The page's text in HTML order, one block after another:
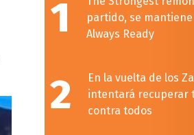
1
partido, se
Always Ready
2
En la vuelta de los
intentará recuperar
contra todos